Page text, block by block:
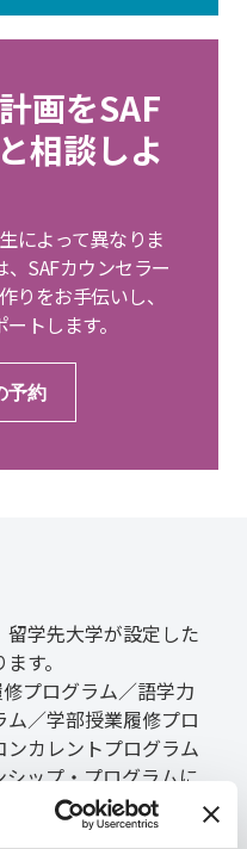
画をSAF
相談しよ
によって異なりま
SAFカウンセラー
りをお手伝いし、
トします。
予約
学先大学が設定した
す。
プログラム／語学力
／学部授業履修プロ
カレントプログラム
ップ・プログラムに
示したものです。語
願では、原則として